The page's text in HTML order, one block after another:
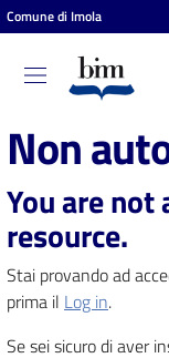
Vai al contenuto
Vai alla navigazione
Vai al footer
Comune di Imola
Biblioteca
comunale
di Imola
Entra
Cosa
Non
You are
resource.
Stai provando ad
prima il Log in.
Se sei sicuro di aver